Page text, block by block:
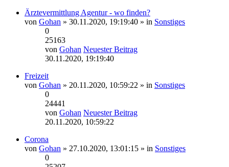
Ärztevermittlung Agentur - wo finden?
von Gohan » 30.11.2020, 19:19:40 » in Sonstiges
0
25163
von Gohan Neuester Beitrag
30.11.2020, 19:19:40
Freizeit
von Gohan » 20.11.2020, 10:59:22 » in Sonstiges
0
24441
von Gohan Neuester Beitrag
20.11.2020, 10:59:22
Corona
von Gohan » 27.10.2020, 13:01:15 » in Sonstiges
0